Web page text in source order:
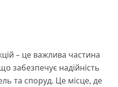
– це важлива частина
що забезпечує надійність
та споруд. Це місце, де